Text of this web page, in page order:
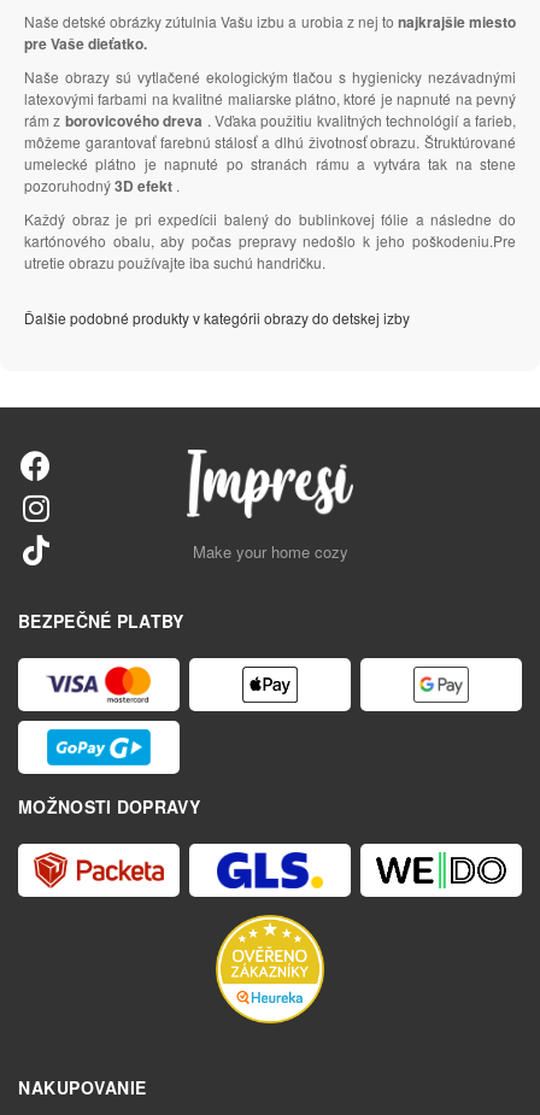
Naše detské obrázky zútulnia Vašu izbu a urobia z nej to najkrajšie miesto
pre Vaše dieťatko.
Naše obrazy sú vytlačené ekologickým tlačou s hygienicky nezávadnými
latexovými farbami na kvalitné maliarske plátno, ktoré je napnuté na pevný
rám z borovicového dreva . Vďaka použitiu kvalitných technológií a farieb,
môžeme garantovať farebnú stálosť a dlhú životnosť obrazu. Štruktúrované
umelecké plátno je napnuté po stranách rámu a vytvára tak na stene
pozoruhodný3D efekt .
Každý obraz je pri expedícii balený do bublinkovej fólie a následne do
kartónového obalu, aby počas prepravy nedošlo k jeho poškodeniu.Pre
utretie obrazu používajte iba suchú handričku.
Ďalšie podobné produkty v kategórii obrazy do detskej izby
Make your home cozy
BEZPEČNÉ PLATBY
MOŽNOSTI DOPRAVY
NAKUPOVANIE